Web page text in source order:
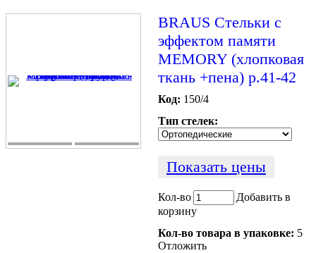
BRAUS Стельки c
эффектом памяти
MEMORY (хлопковая
ткань +пена) р.41-42
Код: 150/4
Тип стелек:
Показать цены
Кол-во
Добавить в
корзину
Кол-во товара в упаковке: 5
Отложить